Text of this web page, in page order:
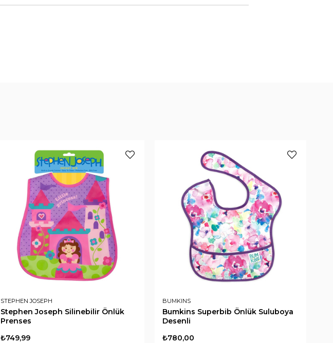
STEPHEN JOSEPH
Stephen Joseph Silinebilir Önlük
Prenses
₺749,99
BUMKINS
Bumkins Superbib Önlük Suluboya
Desenli
₺780,00